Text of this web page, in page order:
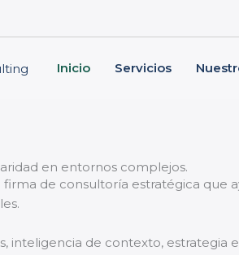
Inicio
Servicios
en entornos complejos.
firma de consultoría estratégica
inteligencia de contexto,